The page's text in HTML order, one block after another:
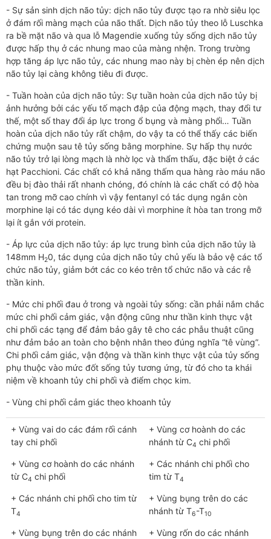
- Sự sản sinh dịch não tủy: dịch não tủy được tạo ra nhờ siêu lọc
ở đám rối màng mạch của não thất. Dịch não tủy theo lỗ Luschka
ra bề mặt não và qua lỗ Magendie xuống tủy sống dịch não tủy
được hấp thụ ở các nhung mao của màng nhện. Trong trường
hợp tăng áp lực não tủy, các nhung mao này bị chèn ép nên dịch
não tủy lại càng không tiêu đi được.
- Tuần hoàn của dịch não tủy: Sự tuần hoàn của dịch não tủy bị
ảnh hưởng bởi các yếu tố mạch đập của động mạch, thay đổi tư
thế, một số thay đổi áp lực trong ổ bụng và màng phổi… Tuần
hoàn của dịch não tủy rất chậm, do vậy ta có thể thấy các biến
chứng muộn sau tê tủy sống bằng morphine. Sự hấp thụ nước
não tủy trở lại lòng mạch là nhờ lọc và thẩm thấu, đặc biệt ở các
hạt Pacchioni. Các chất có khả năng thấm qua hàng rào máu não
đều bị đào thải rất nhanh chóng, đó chính là các chất có độ hòa
tan trong mỡ cao chính vì vậy fentanyl có tác dụng ngắn còn
morphine lại có tác dụng kéo dài vì morphine ít hòa tan trong mỡ
lại ít gắn với protein.
- Áp lực của dịch não tủy: áp lực trung bình của dịch não tủy là
148mm H20, tác dụng của dịch não tủy chủ yếu là bảo vệ các tổ
chức não tủy, giảm bớt các co kéo trên tổ chức não và các rễ
thần kinh.
- Mức chi phối đau ở trong và ngoài tủy sống: cần phải nắm chắc
mức chi phối cảm giác, vận động cũng như thần kinh thực vật
chi phối các tạng để đảm bảo gây tê cho các phẫu thuật cũng
như đảm bảo an toàn cho bệnh nhân theo đúng nghĩa “tê vùng”.
Chi phối cảm giác, vận động và thần kinh thực vật của tủy sống
phụ thuộc vào mức đốt sống tủy tương ứng, từ đó cho ta khái
niệm về khoanh tủy chi phối và điểm chọc kim.
- Vùng chi phối cảm giác theo khoanh tủy
+ Vùng vai do các đám rối cánh
tay chi phối
+ Vùng cơ hoành do các nhánh
từ C4 chi phối
+ Các nhánh chi phối cho tim từ
T4
+ Vùng bụng trên do các nhánh
+ Vùng cơ hoành do các
nhánh từ C4 chi phối
+ Các nhánh chi phối cho
tim từ T4
+ Vùng bụng trên do các
nhánh từ T6-T10
+ Vùng rốn do các nhánh